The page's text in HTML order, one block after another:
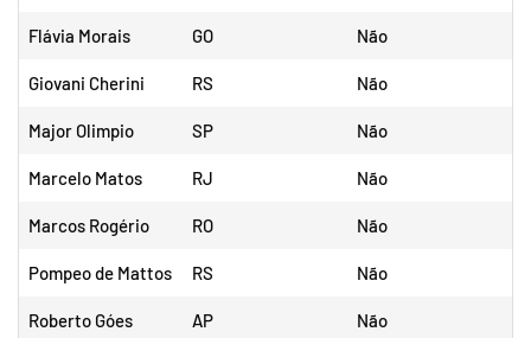
Flávia Morais GO Não
Giovani Cherini RS Não
Major Olimpio SP Não
Marcelo Matos RJ Não
Marcos Rogério RO Não
Pompeo de Mattos RS Não
Roberto Góes AP Não